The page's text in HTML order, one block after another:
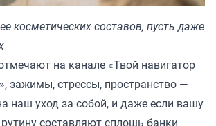
косметических составов, пусть даже
на канале «Твой навигатор
, зажимы, стрессы, пространство —
наш уход за собой, и даже если вашу
составляют сплошь банки